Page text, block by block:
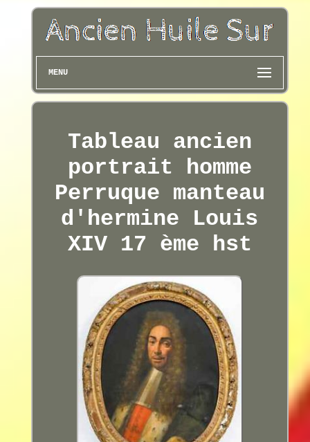
MENU
Tableau ancien
portrait homme
Perruque manteau
d'hermine Louis
XIV 17 ème hst